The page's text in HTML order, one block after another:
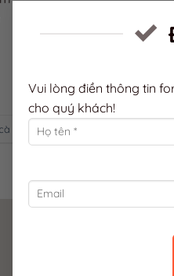
Vui lòng điền thông tin
cho quý khách!
phê (kiến thức, gu thưởng thức)